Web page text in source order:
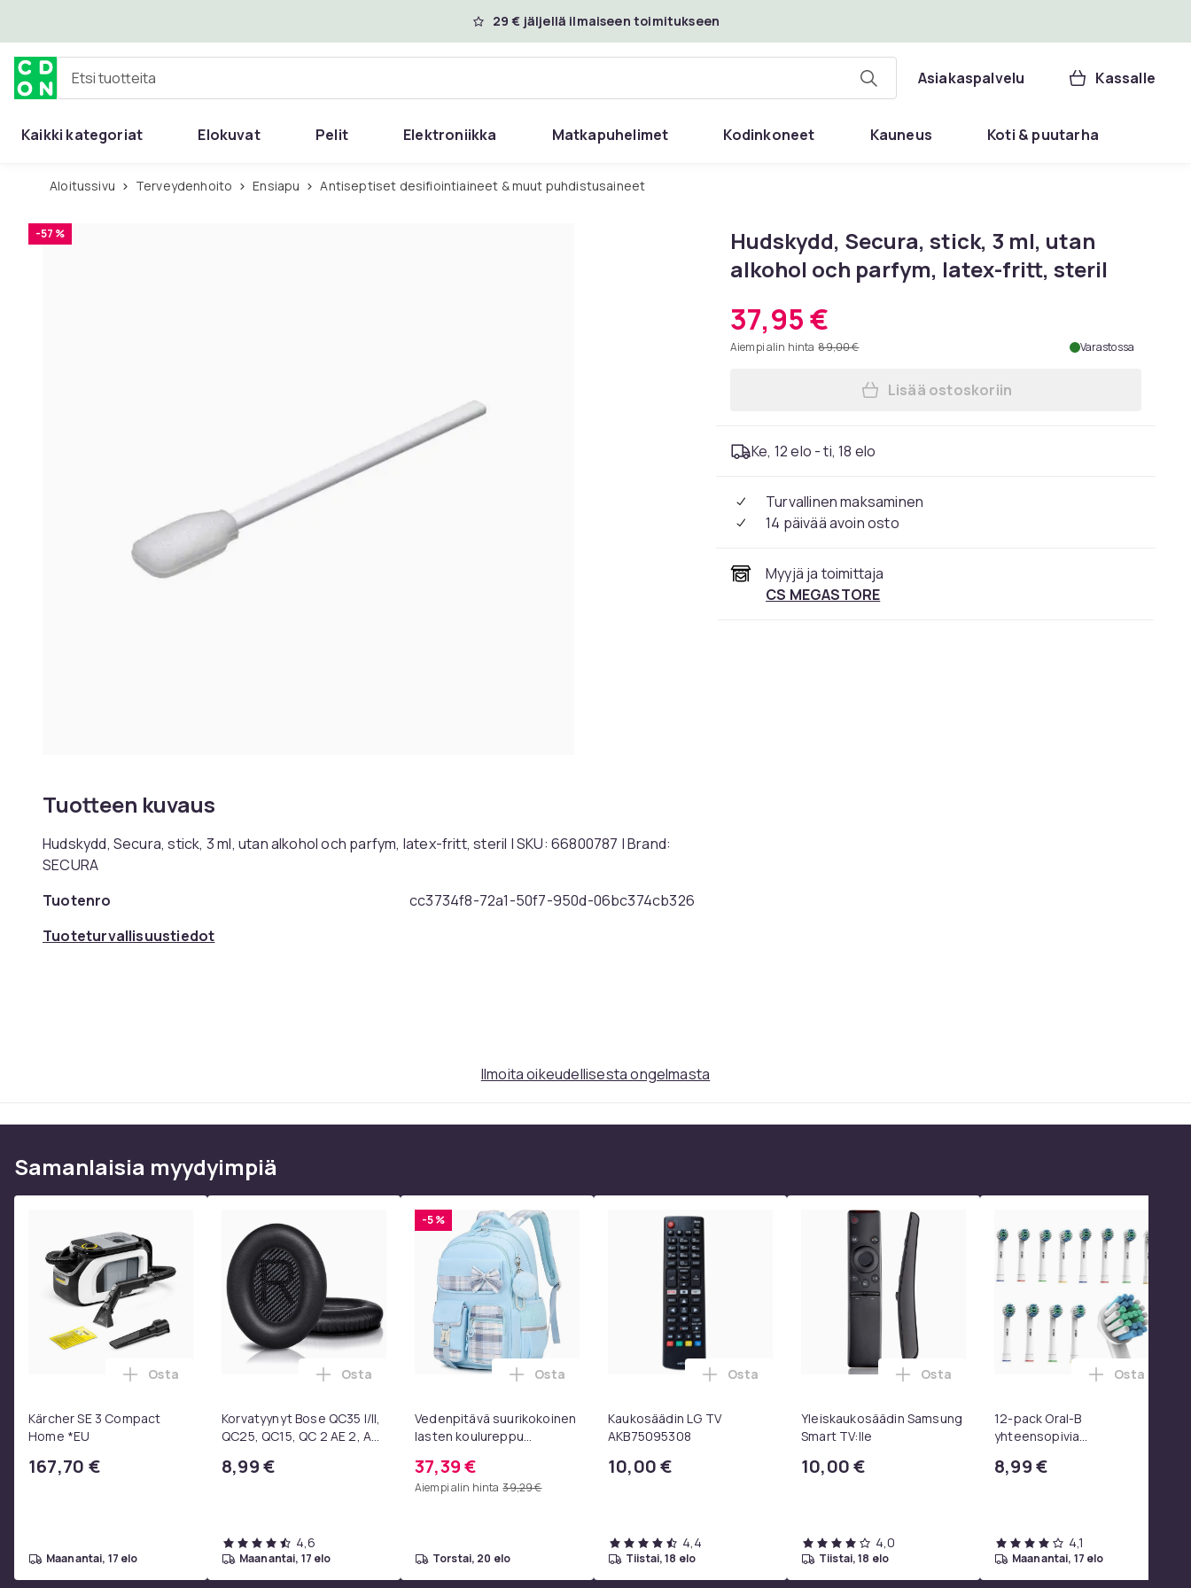
29 € jäljellä ilmaiseen toimitukseen
Etsi tuotteita Asiakaspalvelu Kassalle
Kaikki kategoriat Elokuvat Pelit Elektroniikka Matkapuhelimet Kodinkoneet Kauneus Koti & puutarha
Aloitussivu Terveydenhoito Ensiapu Antiseptiset desifiointiaineet & muut puhdistusaineet
-57 %
Tuotteen kuvaus
Hudskydd, Secura, stick, 3 ml, utan alkohol och parfym, latex-fritt, steril | SKU: 66800787 | Brand:
SECURA
Tuotenro
cc3734f8-72a1-50f7-950d-06bc374cb326
Tuoteturvallisuustiedot
Hudskydd, Secura, stick, 3 ml, utan
alkohol och parfym, latex-fritt, steril
37,95 €
Aiempi alin hinta 89,00 € Varastossa
Lisää Hudskydd, Secura, stick, 3
Lisää ostoskoriin
Ke, 12 elo - ti, 18 elo
Turvallinen maksaminen
14 päivää avoin osto
Myyjä ja toimittaja
CS MEGASTORE
Ilmoita oikeudellisesta ongelmasta
Samanlaisia ​​myydyimpiä
Kärcher SE 3 Compact
Home *EU
167,70 €
Lisää Kärcher SE 3 Compact Home *EU ostoskoriin
Osta
maanantai, 17 elo
Korvatyynyt Bose QC35 I/II,
QC25, QC15, QC 2 AE 2, AE
SoundLink Black
8,99 €
Lisää Korvatyynyt Bose QC35 I/II, QC25, QC15, QC 2 AE 2, AE 2i, AE 2w, SoundTrue, SoundLink Black ostoskoriin
Osta
4,6
maanantai, 17 elo
-5 %
Vedenpitävä suurikokoinen
lasten koulureppu
kannettavan tietokoneen
osastolla, sininen
37,39 €
Aiempi alin hinta 39,29 €
Lisää Vedenpitävä suurikokoinen lasten koulureppu vetokahvalla ja kannettavan tietokoneen
Osta
torstai, 20 elo
Kaukosäädin LG TV
AKB75095308
10,00 €
Lisää Kaukosäädin LG TV AKB75095308 ostoskoriin
Osta
4,4
tiistai, 18 elo
Yleiskaukosäädin Samsung
Smart TV:lle
10,00 €
Lisää Yleiskaukosäädin Samsung Smart
Osta
4,0
tiistai, 18 elo
12-pack Oral-B
yhteensopivia
8,99 €
Lisää 12-
Osta
4,1
maanantai, 17 elo